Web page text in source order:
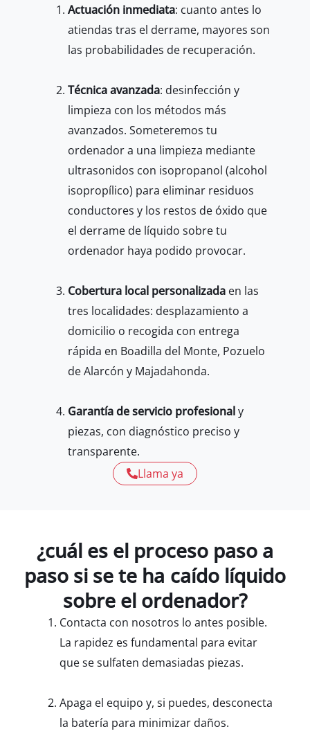
Actuación inmediata: cuanto antes lo
atiendas tras el derrame, mayores son
las probabilidades de recuperación.
Técnica avanzada: desinfección y
limpieza con los métodos más
avanzados. Someteremos tu
ordenador a una limpieza mediante
ultrasonidos con isopropanol (alcohol
isopropílico) para eliminar residuos
conductores y los restos de óxido que
el derrame de líquido sobre tu
ordenador haya podido provocar.
Cobertura local personalizadaen las
tres localidades: desplazamiento a
domicilio o recogida con entrega
rápida en Boadilla del Monte, Pozuelo
de Alarcón y Majadahonda.
Garantía de servicio profesionaly
piezas, con diagnóstico preciso y
transparente.
Llama ya
¿cuál es el proceso paso a
paso si se te ha caído líquido
sobre el ordenador?
Contacta con nosotros lo antes posible.
La rapidez es fundamental para evitar
que se sulfaten demasiadas piezas.
Apaga el equipo y, si puedes, desconecta
la batería para minimizar daños.